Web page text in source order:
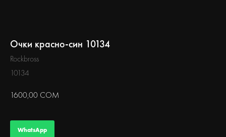
Очки красно-син 10134
Rockbross
10134
1600,00 СОМ
WhatsApp